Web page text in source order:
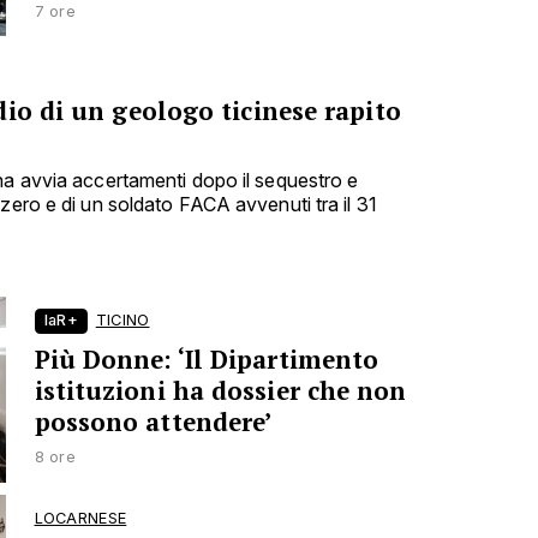
7 ore
di un geologo ticinese rapito
avvia accertamenti dopo il sequestro e
e di un soldato FACA avvenuti tra il 31
laR+ TICINO
Più Donne: ‘Il Dipartimento
istituzioni ha dossier che non
possono attendere’
8 ore
LOCARNESE